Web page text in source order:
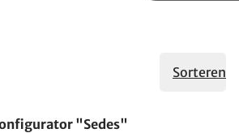
Sorteren
"Sedes"